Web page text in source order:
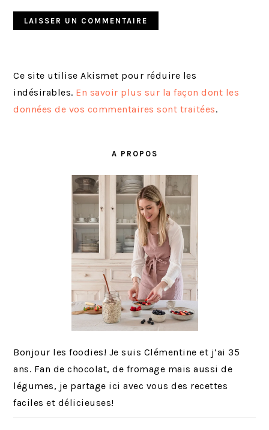
Ce site utilise Akismet pour réduire les
indésirables. En savoir plus sur la façon dont les
données de vos commentaires sont traitées.
A PROPOS
Bonjour les foodies! Je suis Clémentine et j’ai 35
ans. Fan de chocolat, de fromage mais aussi de
légumes, je partage ici avec vous des recettes
faciles et délicieuses!